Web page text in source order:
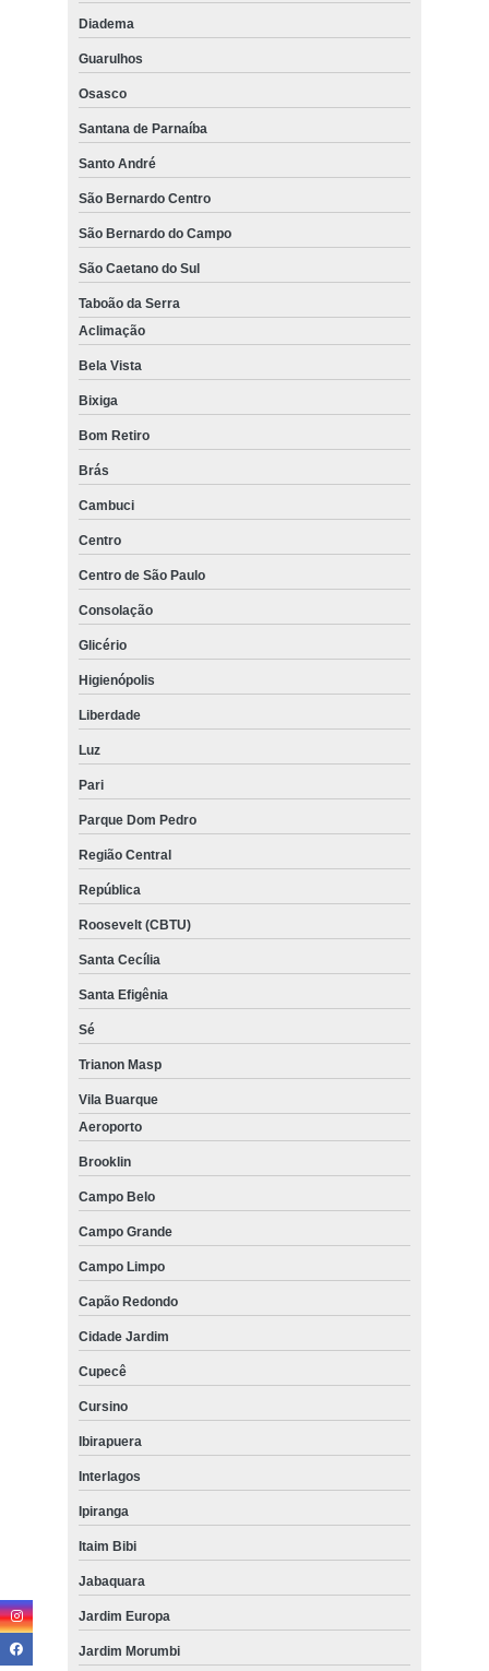
Diadema
Guarulhos
Osasco
Santana de Parnaíba
Santo André
São Bernardo Centro
São Bernardo do Campo
São Caetano do Sul
Taboão da Serra
Aclimação
Bela Vista
Bixiga
Bom Retiro
Brás
Cambuci
Centro
Centro de São Paulo
Consolação
Glicério
Higienópolis
Liberdade
Luz
Pari
Parque Dom Pedro
Região Central
República
Roosevelt (CBTU)
Santa Cecília
Santa Efigênia
Sé
Trianon Masp
Vila Buarque
Aeroporto
Brooklin
Campo Belo
Campo Grande
Campo Limpo
Capão Redondo
Cidade Jardim
Cupecê
Cursino
Ibirapuera
Interlagos
Ipiranga
Itaim Bibi
Jabaquara
Jardim Europa
Jardim Morumbi